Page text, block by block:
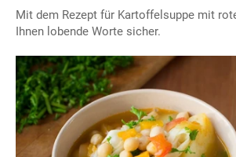
Mit dem Rezept für Kartoffelsuppe mit
Ihnen lobende Worte sicher.